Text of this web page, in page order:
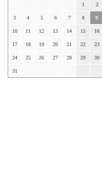
1 2
3 4 5 6 7 8 9
10 11 12 13 14 15 16
17 18 19 20 21 22 23
24 25 26 27 28 29 30
31